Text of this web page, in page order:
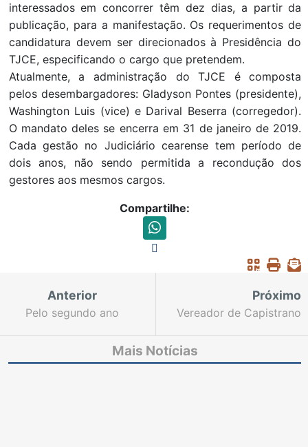
interessados em concorrer têm dez dias, a partir da
publicação, para a manifestação. Os requerimentos de
candidatura devem ser direcionados à Presidência do
TJCE, especificando o cargo que pretendem.
Atualmente, a administração do TJCE é composta
pelos desembargadores: Gladyson Pontes (presidente),
Washington Luis (vice) e Darival Beserra (corregedor).
O mandato deles se encerra em 31 de janeiro de 2019.
Cada gestão no Judiciário cearense tem período de
dois anos, não sendo permitida a recondução dos
gestores aos mesmos cargos.
Compartilhe:
Anterior
Pelo segundo ano
primeiro colocado em
conciliações entre
Próximo
Vereador de Capistrano
dinheiro público deve
permanecer preso
Mais Notícias